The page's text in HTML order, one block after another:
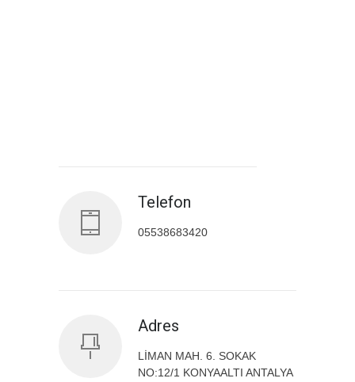
Telefon
05538683420
Adres
LİMAN MAH. 6. SOKAK
NO:12/1 KONYAALTI ANTALYA